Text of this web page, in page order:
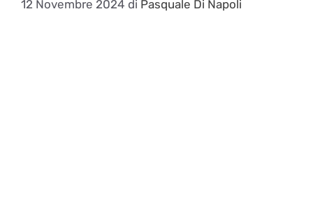
12 Novembre 2024 di Pasquale Di Napoli